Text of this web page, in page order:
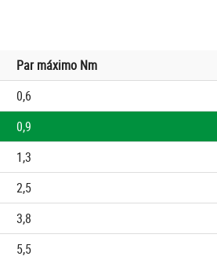
Par máximo Nm
0,6
0,9
1,3
2,5
3,8
5,5